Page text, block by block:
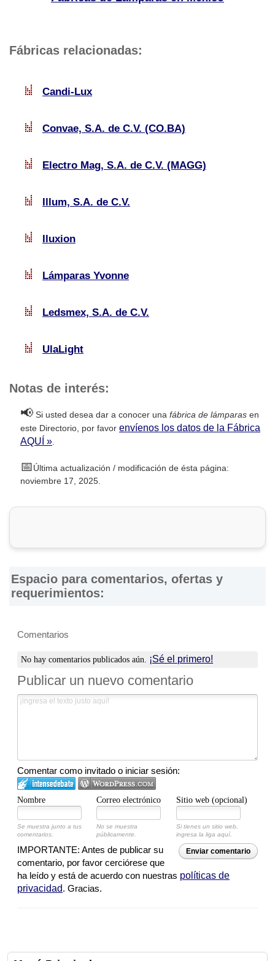
Fábricas relacionadas:
Candi-Lux
Convae, S.A. de C.V. (CO.BA)
Electro Mag, S.A. de C.V. (MAGG)
Illum, S.A. de C.V.
Iluxion
Lámparas Yvonne
Ledsmex, S.A. de C.V.
UlaLight
Notas de interés:
📢 Si usted desea dar a conocer una fábrica de lámparas en
este Directorio, por favor envíenos los datos de la Fábrica
AQUÍ »
📅Última actualización / modificación de ésta página:
noviembre 17, 2025.
Espacio para comentarios, ofertas y
requerimientos:
Comentarios
No hay comentarios publicados aún. ¡Sé el primero!
Publicar un nuevo comentario
Comentar como invitado o iniciar sesión:
Nombre Correo electrónico Sitio web (opcional)
Se muestra junto a tus
comentarios.
No se muestra
públicamente.
Si tienes un sitio web,
ingresa la liga aquí.
Enviar comentario
IMPORTANTE: Antes de publicar su
comentario, por favor cerciórese que
ha leído y está de acuerdo con nuestras políticas de
privacidad. Gracias.